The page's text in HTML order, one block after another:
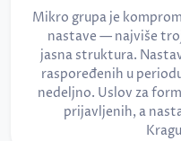
Mikro grupa je
nastave — najviše
jasna struktura.
raspoređenih u
nedeljno. Uslov za
prijavljenih, a